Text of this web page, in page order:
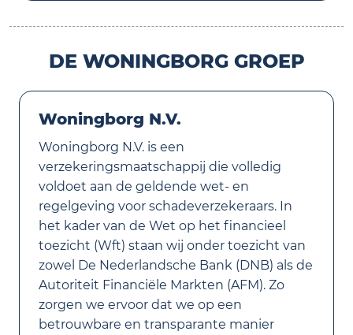
DE WONINGBORG GROEP
Woningborg N.V.
Woningborg N.V. is een
verzekeringsmaatschappij die volledig
voldoet aan de geldende wet- en
regelgeving voor schadeverzekeraars. In
het kader van de Wet op het financieel
toezicht (Wft) staan wij onder toezicht van
zowel De Nederlandsche Bank (DNB) als de
Autoriteit Financiële Markten (AFM). Zo
zorgen we ervoor dat we op een
betrouwbare en transparante manier